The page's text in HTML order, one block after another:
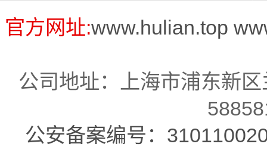
官方网址:www.hulian.top
公司地址：上海市浦东新
公安备案编号：